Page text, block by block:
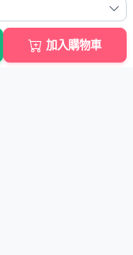
加入購物車